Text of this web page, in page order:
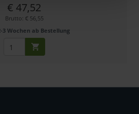
€ 47,52
Brutto: € 56,55
3 Wochen ab Bestellung